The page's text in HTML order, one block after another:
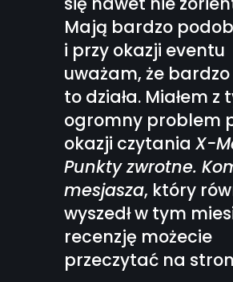
Mają bardzo
i przy okazji eventu
uważam, że
to działa. Miałem z
ogromny problem
okazji czytania X-
Punkty zwrotne.
mesjasza, który
wyszedł w tym
recenzję możecie
przeczytać na